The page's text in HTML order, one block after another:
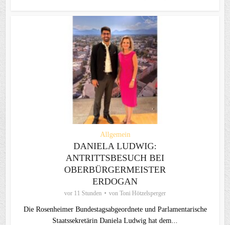
Allgemein
DANIELA LUDWIG:
ANTRITTSBESUCH BEI
OBERBÜRGERMEISTER
ERDOGAN
vor 11 Stunden von Toni Hötzelsperger
Die Rosenheimer Bundestagsabgeordnete und Parlamentarische
Staatssekretärin Daniela Ludwig hat dem...